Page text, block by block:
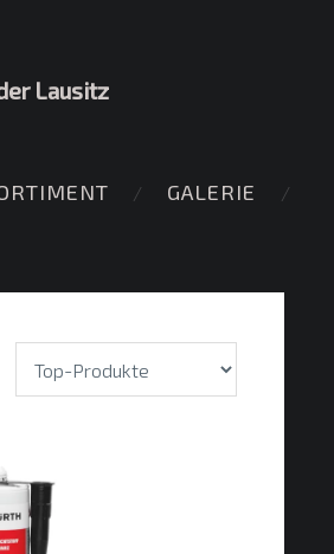
Lausitz
GALERIE